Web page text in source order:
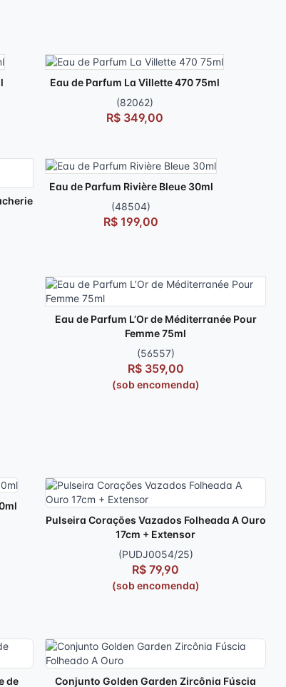
Eau de Parfum La Villette 470 75ml
(82062)
R$ 349,00
Eau de Parfum Rivière Bleue 30ml
(48504)
R$ 199,00
Eau de Parfum L’Or de Méditerranée Pour
Femme 75ml
(56557)
R$ 359,00
(sob encomenda)
Pulseira Corações Vazados Folheada A Ouro
17cm + Extensor
(PUDJ0054/25)
R$ 79,90
(sob encomenda)
de Conjunto Golden Garden Zircônia Fúscia